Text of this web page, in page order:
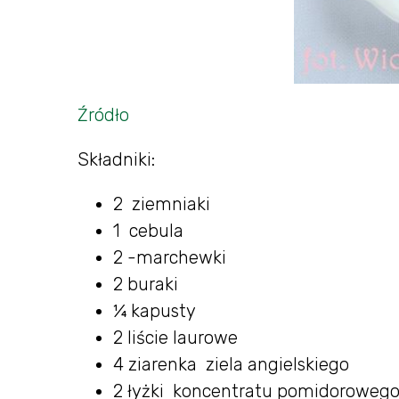
Źródło
Składniki:
2 ziemniaki
1 cebula
2 -marchewki
2 buraki
¼ kapusty
2 liście laurowe
4 ziarenka ziela angielskiego
2 łyżki koncentratu pomidorowego